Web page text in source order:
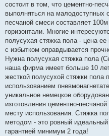
состоит в том, что цементно-
выполняться на малодоступных
песчаной смеси составляет
горизонтали. Многие
полусухая стяжка пола - цена
с избытком оправдывается
Нужна полусухая стяжка пола
наша фирма имеет больше 10
жесткой полусухой стяжки пола
использованием
уникальное немецкое
изготовления цементно-
месту использования. Стяжка
методом - это ровный
гарантией минимум 2 года!